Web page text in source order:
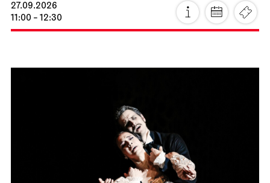
27.09.2026
11:00 - 12:30